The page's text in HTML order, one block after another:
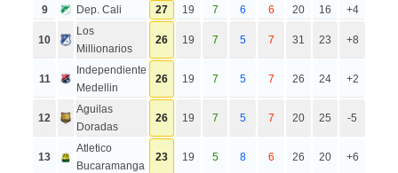
9
Dep. Cali 27 19 7 6 6 20 16 +4
10
Los
Millionarios
26 19 7 5 7 31 23 +8
11
Independiente
Medellin
26 19 7 5 7 26 24 +2
12
Aguilas
Doradas
26 19 7 5 7 20 25 -5
13
Atletico
Bucaramanga
23 19 5 8 6 26 20 +6